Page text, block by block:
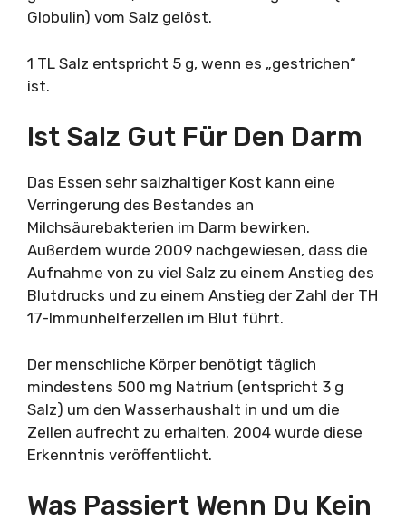
Globulin) vom Salz gelöst.
1 TL Salz entspricht 5 g, wenn es „gestrichen“
ist.
Ist Salz Gut Für Den Darm
Das Essen sehr salzhaltiger Kost kann eine
Verringerung des Bestandes an
Milchsäurebakterien im Darm bewirken.
Außerdem wurde 2009 nachgewiesen, dass die
Aufnahme von zu viel Salz zu einem Anstieg des
Blutdrucks und zu einem Anstieg der Zahl der TH
17-Immunhelferzellen im Blut führt.
Der menschliche Körper benötigt täglich
mindestens 500 mg Natrium (entspricht 3 g
Salz) um den Wasserhaushalt in und um die
Zellen aufrecht zu erhalten. 2004 wurde diese
Erkenntnis veröffentlicht.
Was Passiert Wenn Du Kein